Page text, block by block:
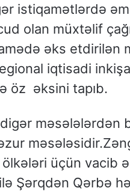
istiqamətlərdə
olan müxtəlif
əks etdirilən
iqtisadi
öz əksini tapıb.
məsələlərdən
üçün vacib
Şərqdən Qərbə